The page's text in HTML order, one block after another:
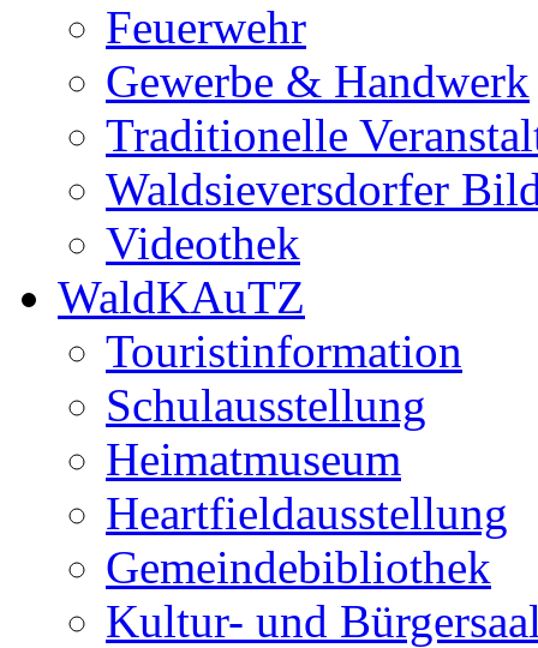
Feuerwehr
Gewerbe & Handwerk
Traditionelle
Waldsieversdorfer
Videothek
WaldKAuTZ
Touristinformation
Schulausstellung
Heimatmuseum
Heartfieldausstellung
Gemeindebibliothek
Kultur- und